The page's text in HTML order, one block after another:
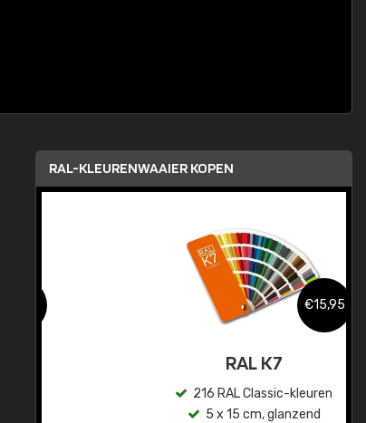
RAL-KLEURENWAAIER KOPEN
€15,95
216 RAL Classic-kleuren
5 x 15 cm, glanzend